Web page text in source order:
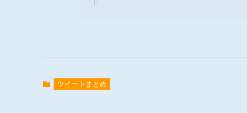
ツイートまとめ